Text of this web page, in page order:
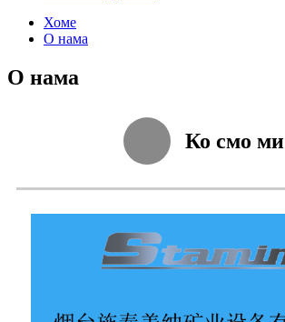
Хоме
О нама
О нама
Ко смо ми